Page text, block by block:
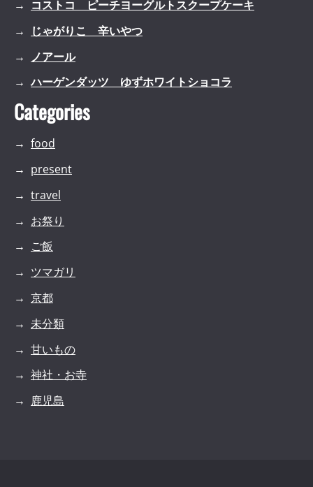
コストコ ピーチヨーグルトスクープケーキ
じゃがりこ 辛いやつ
ノアール
ハーゲンダッツ ゆずホワイトショコラ
Categories
food
present
travel
お祭り
ご飯
ツマガリ
京都
未分類
甘いもの
神社・お寺
鹿児島